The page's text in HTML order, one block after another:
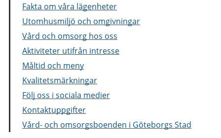
Fakta om våra lägenheter
Utomhusmiljö och omgivningar
Vård och omsorg hos oss
Aktiviteter utifrån intresse
Måltid och meny
Kvalitetsmärkningar
Följ oss i sociala medier
Kontaktuppgifter
Vård- och omsorgsboenden i Göteborgs Stad